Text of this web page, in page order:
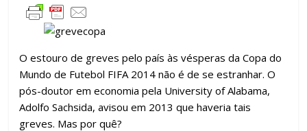
e
b
o
o
k
itt
er s
A
p
p
a
m
dI
n
ar
til
h
O estouro de greves pelo país às vésperas da Copa do
Mundo de Futebol FIFA 2014 não é de se estranhar. O
pós-doutor em economia pela University of Alabama,
Adolfo Sachsida, avisou em 2013 que haveria tais
greves. Mas por quê?